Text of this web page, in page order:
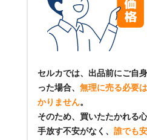
セルカでは、出品前にご自
った場合、 無理に売る必要
かりません。
そのため、買いたたかれる
手放す不安がなく、 誰でも